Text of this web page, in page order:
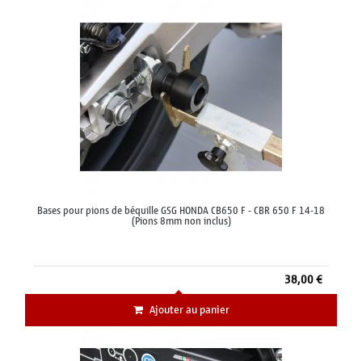
Bases pour pions de béquille GSG HONDA CB650 F - CBR 650 F 14-18
(Pions 8mm non inclus)
38,00 €
Ajouter au panier